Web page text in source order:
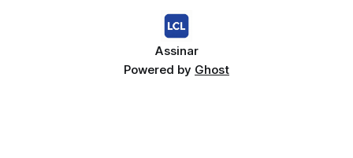
Assinar
Powered by Ghost